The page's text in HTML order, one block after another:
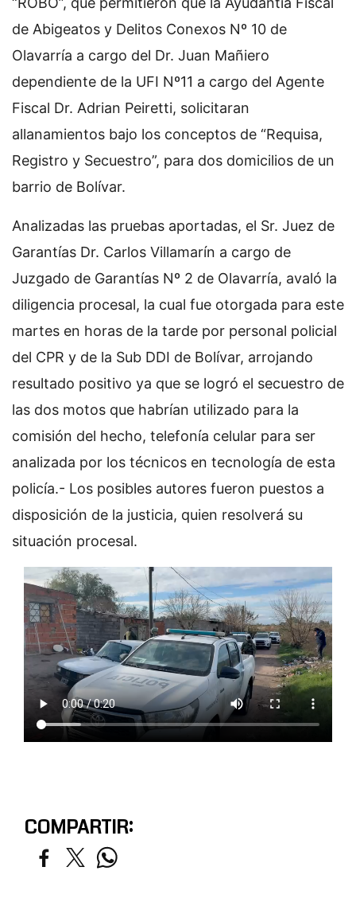
de Abigeatos y Delitos Conexos Nº 10 de
Olavarría a cargo del Dr. Juan Mañiero
dependiente de la UFI Nº11 a cargo del Agente
Fiscal Dr. Adrian Peiretti, solicitaran
allanamientos bajo los conceptos de “Requisa,
Registro y Secuestro”, para dos domicilios de un
barrio de Bolívar.
Analizadas las pruebas aportadas, el Sr. Juez de
Garantías Dr. Carlos Villamarín a cargo de
Juzgado de Garantías Nº 2 de Olavarría, avaló la
diligencia procesal, la cual fue otorgada para este
martes en horas de la tarde por personal policial
del CPR y de la Sub DDI de Bolívar, arrojando
resultado positivo ya que se logró el secuestro de
las dos motos que habrían utilizado para la
comisión del hecho, telefonía celular para ser
analizada por los técnicos en tecnología de esta
policía.- Los posibles autores fueron puestos a
disposición de la justicia, quien resolverá su
situación procesal.
COMPARTIR: